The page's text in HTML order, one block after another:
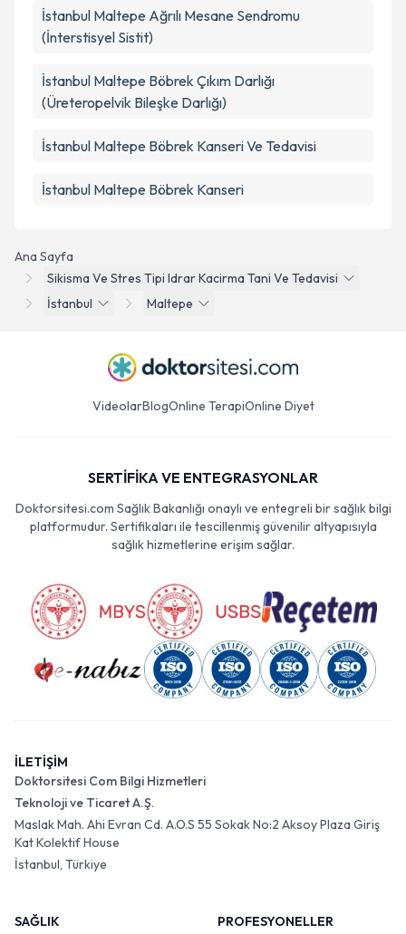
Ana Sayfa
Sikisma Ve Stres Tipi Idrar Kacirma Tani Ve Tedavisi
İstanbul
Maltepe
İstanbul Maltepe Ağrılı Mesane Sendromu
(İnterstisyel Sistit)
İstanbul Maltepe Böbrek Çıkım Darlığı
(Üreteropelvik Bileşke Darlığı)
İstanbul Maltepe Böbrek Kanseri Ve Tedavisi
İstanbul Maltepe Böbrek Kanseri
VideolarBlogOnline TerapiOnline Diyet
SERTİFİKA VE ENTEGRASYONLAR
Doktorsitesi.com Sağlık Bakanlığı onaylı ve entegreli bir sağlık bilgi
platformudur. Sertifikaları ile tescillenmiş güvenilir altyapısıyla
sağlık hizmetlerine erişim sağlar.
İLETİŞİM
Doktorsitesi Com Bilgi Hizmetleri
Teknoloji ve Ticaret A.Ş.
Maslak Mah. Ahi Evran Cd. A.O.S 55 Sokak No:2 Aksoy Plaza Giriş
Kat Kolektif House
İstanbul, Türkiye
SAĞLIK
PROFESYONELLER